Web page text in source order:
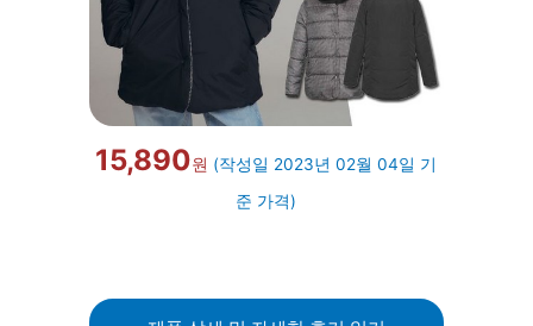
15,890원 (작성일 2023년 02월 04일 기
준 가격)